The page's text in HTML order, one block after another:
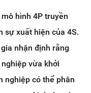
hình 4P truyền
sự xuất hiện của 4S.
nhận định rằng
vừa khởi
nghiệp có thể phân